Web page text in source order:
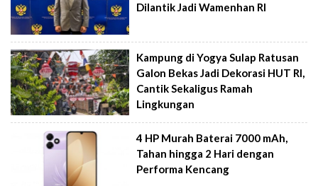
Dilantik Jadi Wamenhan RI
Kampung di Yogya Sulap Ratusan
Galon Bekas Jadi Dekorasi HUT RI,
Cantik Sekaligus Ramah
Lingkungan
4 HP Murah Baterai 7000 mAh,
Tahan hingga 2 Hari dengan
Performa Kencang